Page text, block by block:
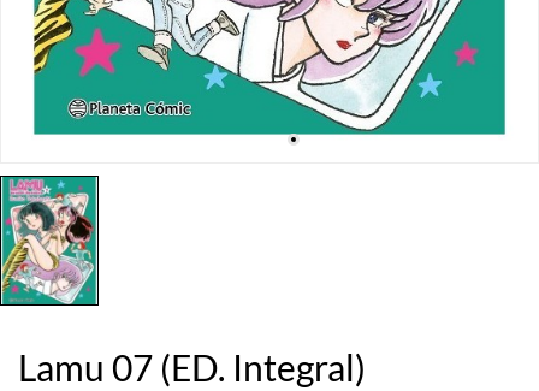
Lamu 07 (ED. Integral)